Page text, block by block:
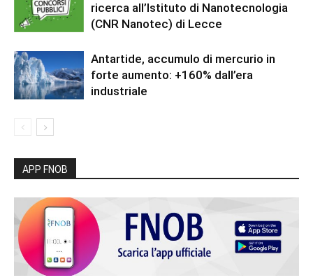
ricerca all’Istituto di Nanotecnologia
(CNR Nanotec) di Lecce
Antartide, accumulo di mercurio in
forte aumento: +160% dall’era
industriale
APP FNOB